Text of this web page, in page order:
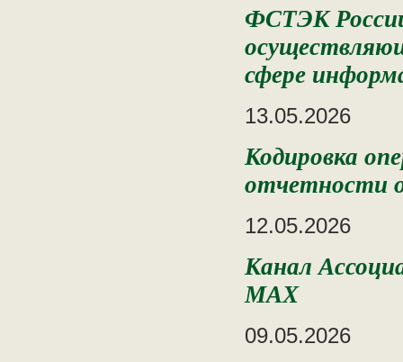
ФСТЭК России
сфере
13.05.2026
Кодировка
отчетности
12.05.2026
Канал
MAX
09.05.2026